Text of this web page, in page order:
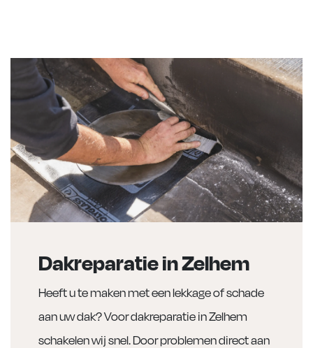
Dakreparatie in Zelhem
Heeft u te maken met een lekkage of schade
aan uw dak? Voor dakreparatie in Zelhem
schakelen wij snel. Door problemen direct aan